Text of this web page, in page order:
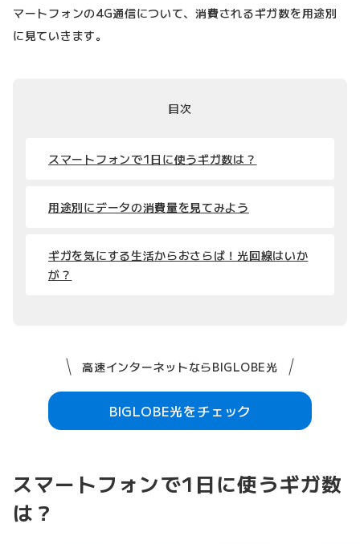
マートフォンの4G通信について、消費されるギガ数を用途別
に見ていきます。
目次
スマートフォンで1日に使うギガ数は？
用途別にデータの消費量を見てみよう
ギガを気にする生活からおさらば！光回線はいか
が？
高速インターネットならBIGLOBE光
BIGLOBE光をチェック
スマートフォンで1日に使うギガ数
は？